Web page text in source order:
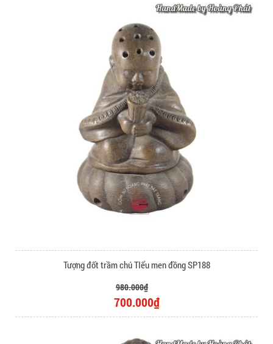
Tượng đốt trầm chú TIểu men đồng SP188
980.000₫
700.000₫